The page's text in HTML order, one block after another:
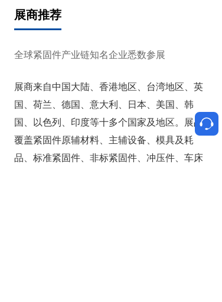
优质平台，更是技术交流与趋势研判的前
沿阵地。
展商推荐
全球紧固件产业链知名企业悉数参展
展商来自中国大陆、香港地区、台湾地区、英
国、荷兰、德国、意大利、日本、美国、韩
国、以色列、印度等十多个国家及地区。展品
覆盖紧固件原辅材料、主辅设备、模具及耗
品、标准紧固件、非标紧固件、冲压件、车床